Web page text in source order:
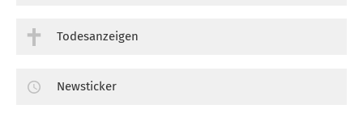
Todesanzeigen
Newsticker